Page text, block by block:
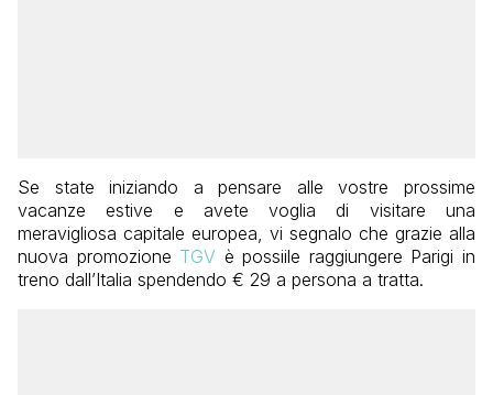
Se state iniziando a pensare alle vostre prossime
vacanze estive e avete voglia di visitare una
meravigliosa capitale europea, vi segnalo che grazie alla
nuova promozione TGV è possiile raggiungere Parigi in
treno dall’Italia spendendo € 29 a persona a tratta.